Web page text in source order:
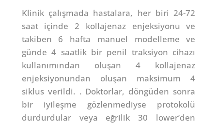
Klinik çalışmada hastalara, her biri 24-72
saat içinde 2 kollajenaz enjeksiyonu ve
takiben 6 hafta manuel modelleme ve
günde 4 saatlik bir penil traksiyon cihazı
kullanımından oluşan 4 kollajenaz
enjeksiyonundan oluşan maksimum 4
siklus verildi. . Doktorlar, döngüden sonra
bir iyileşme gözlenmediyse protokolü
durdurdular veya eğrilik 30 lower’den